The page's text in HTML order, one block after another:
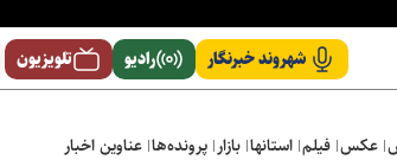
شهروند خبرنگار رادیو تلویزیون
عکس فیلم استانها بازار پرونده‌ها عناوین اخبار